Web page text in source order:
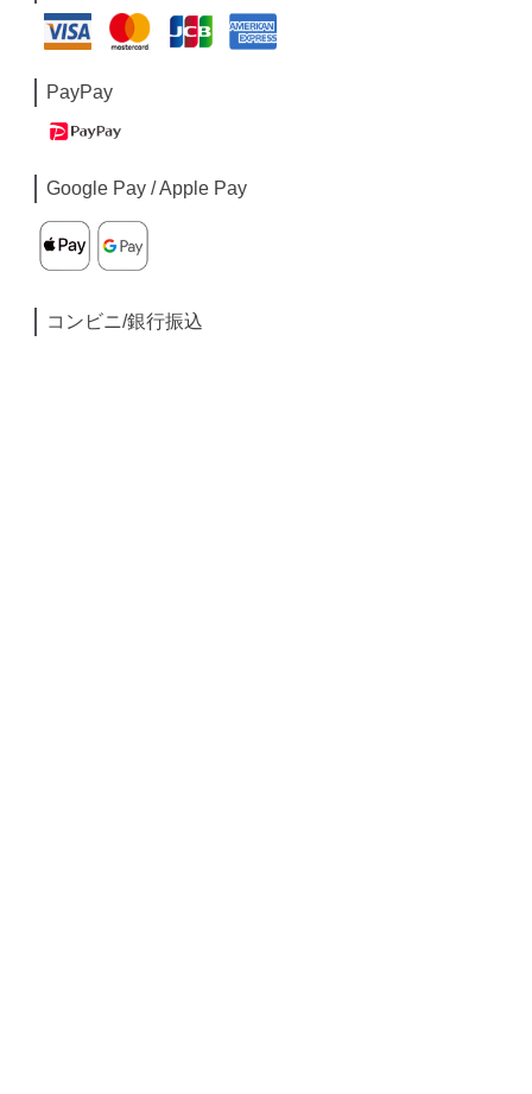
PayPay
Google Pay / Apple Pay
コンビニ/銀行振込